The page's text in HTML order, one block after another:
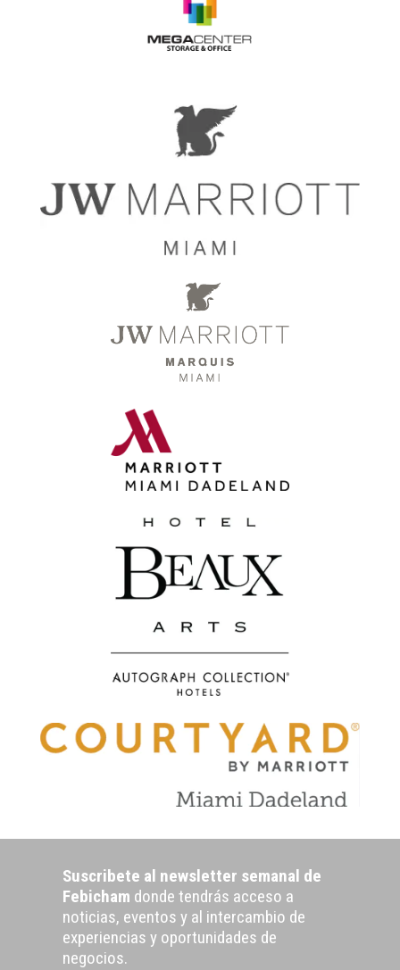
Suscribete al newsletter semanal de
Febicham donde tendrás acceso a
noticias, eventos y al intercambio de
experiencias y oportunidades de
negocios.